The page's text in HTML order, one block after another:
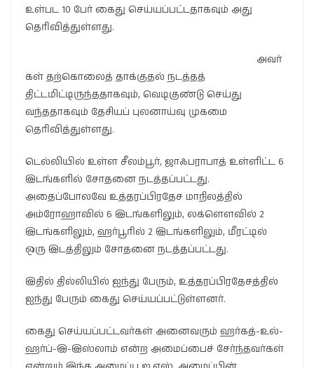
உள்பட 10 பேர் கைது செய்யப்பட்டதாகவும் அது
தெரிவித்துள்ளது.
அவர்
கள் தற்கொலைத் தாக்குதல் நடத்தத்
திட்டமிட்டிருந்ததாகவும், வெடிகுண்டு செய்து
வந்ததாகவும் தேசியப் புலனாய்வு முகமை
தெரிவித்துள்ளது.
டெல்லியில் உள்ள சீலம்பூர், ஜாஃபராபாத் உள்ளிட்ட 6
இடங்களில் சோதனை நடத்தப்பட்டது.
அதைப்போலவே உத்தரப்பிரதேச மாநிலத்தில்
அம்ரோஹாவில் 6 இடங்களிலும், லக்ளௌவில் 2
இடங்களிலும், ஹர்பூரில் 2 இடங்களிலும், மீரட்டில்
ஒரு இடத்திலும் சோதனை நடத்தப்பட்டது.
இதில் தில்லியில் ஐந்து பேரும், உத்தரப்பிரதேசத்தில்
ஐந்து பேரும் கைது செய்யப்பட்டுள்ளனர்.
கைது செய்யப்பட்டவர்கள் அனைவரும் ஹர்கத்-உல்-
ஹர்ப்-இ-இஸ்லாம் என்ற அமைப்பைச் சேர்ந்தவர்கள்